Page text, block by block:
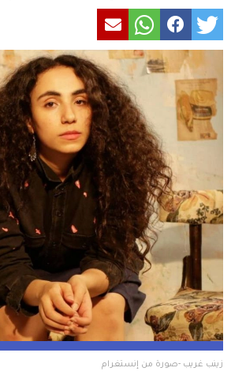
زينب غريب -صورة من إنستغرام